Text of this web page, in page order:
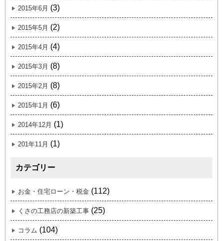
2015年6月 (3)
2015年5月 (2)
2015年4月 (4)
2015年3月 (8)
2015年2月 (8)
2015年1月 (6)
2014年12月 (1)
201年11月 (1)
カテゴリー
お金・住宅ローン・税金 (112)
くさの工務店の新築工事 (25)
コラム (104)